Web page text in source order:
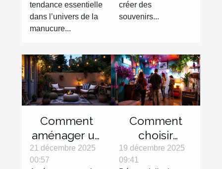
tendance essentielle
dans l’univers de la
manucure...
créer des
souvenirs...
Comment
aménager un
petit espace
extérieur
21 décembre 2025
00:57
Comment
choisir
l'escape
game parfait
19 décembre 2025
09:41